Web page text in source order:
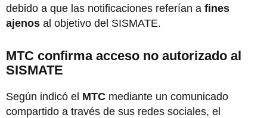
debido a que las notificaciones referían a fines
ajenos al objetivo del SISMATE.
MTC confirma acceso no autorizado al
SISMATE
Según indicó el MTC mediante un comunicado
compartido a través de sus redes sociales, el